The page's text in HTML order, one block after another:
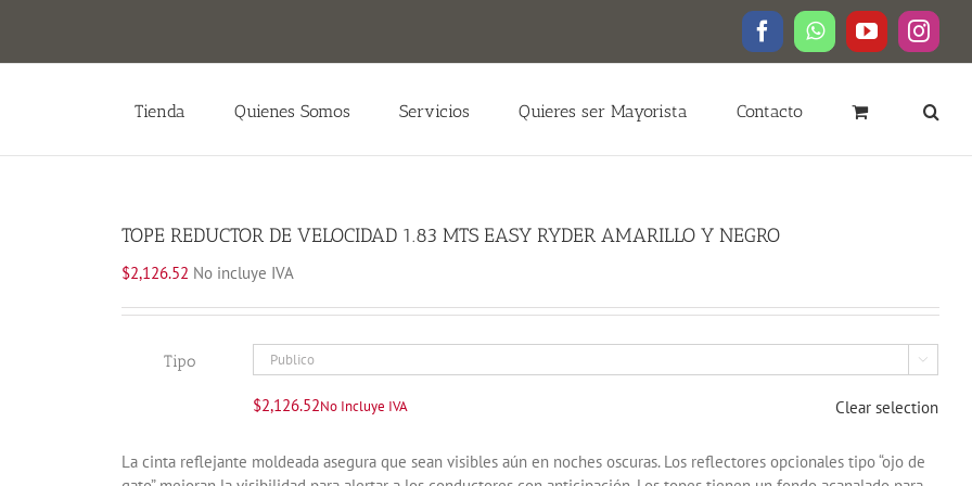
FacebookWhatsAppYouTube
Tienda Quienes Somos Servicios Quieres ser Mayorista Contacto
TOPE REDUCTOR DE VELOCIDAD 1.83 MTS EASY RYDER AMARILLO Y NEGRO
$2,126.52 No incluye IVA
Tipo 
$2,126.52No Incluye IVA Clear selection
La cinta reflejante moldeada asegura que sean visibles aún en noches oscuras. Los reflectores opcionales tipo “ojo de